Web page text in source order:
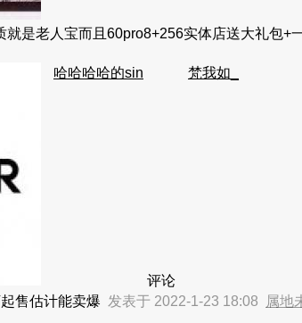
是老人宝而且60pro8+256实体店送大礼包+
哈哈哈哈的sin
评论
梵我如_
售估计能卖爆 发表于 2022-1-23 18:08 属地